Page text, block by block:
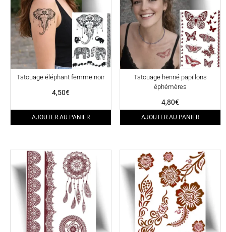
Tatouage éléphant femme noir
4,50€
AJOUTER AU PANIER
Tatouage henné papillons
éphémères
4,80€
AJOUTER AU PANIER